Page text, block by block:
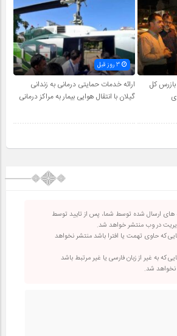
کل
ارائه خدمات حمایتی درمانی به زندانی
گیلان با انتقال هوایی بیمار به مراکز درمانی
های ارسال شده توسط شما، پس از تایید توسط
در وب منتشر خواهد شد.
که حاوی تهمت یا افترا باشد منتشر نخواهد
که به غیر از زبان فارسی یا غیر مرتبط باشد
نخواهد شد.